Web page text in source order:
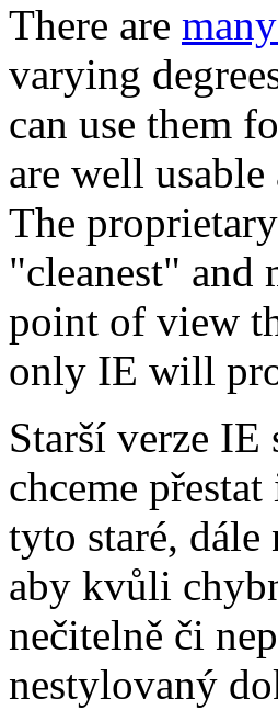
There are
varying
can use them
are well
The proprietary
"cleanest" and
point of view
only IE will
Starší verze IE
chceme
tyto staré, dále
aby kvůli
nečitelně či
nestylovaný